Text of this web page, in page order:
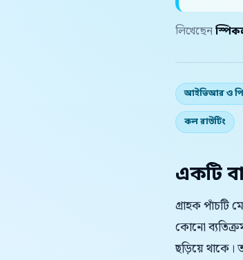
লিখেছেন
আইভিআর ও
কল রাউটিং
একটি
গ্রাহক পাঁচটি
কোনো
ছড়িয়ে থাকে।